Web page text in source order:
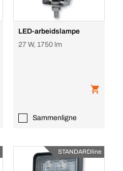
LED-arbeidslampe
27 W, 1750 lm
Sammenligne
STANDARDline